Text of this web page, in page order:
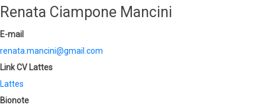
Renata Ciampone Mancini
E-mail
renata.mancini@gmail.com
Link CV Lattes
Lattes
Bionote